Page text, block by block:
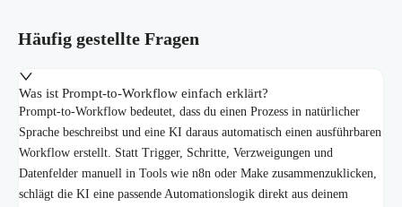
Häufig gestellte Fragen
Was ist Prompt-to-Workflow einfach erklärt?
Prompt-to-Workflow bedeutet, dass du einen Prozess in natürlicher
Sprache beschreibst und eine KI daraus automatisch einen ausführbaren
Workflow erstellt. Statt Trigger, Schritte, Verzweigungen und
Datenfelder manuell in Tools wie n8n oder Make zusammenzuklicken,
schlägt die KI eine passende Automationslogik direkt aus deinem